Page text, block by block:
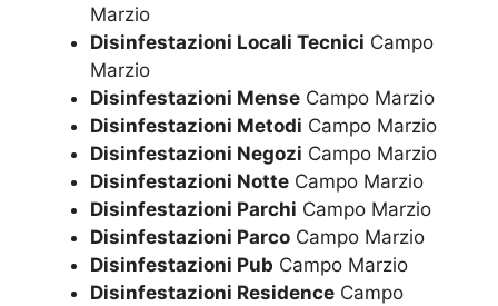
Marzio
Disinfestazioni Locali Tecnici Campo
Marzio
Disinfestazioni Mense Campo Marzio
Disinfestazioni Metodi Campo Marzio
Disinfestazioni Negozi Campo Marzio
Disinfestazioni Notte Campo Marzio
Disinfestazioni Parchi Campo Marzio
Disinfestazioni Parco Campo Marzio
Disinfestazioni Pub Campo Marzio
Disinfestazioni Residence Campo